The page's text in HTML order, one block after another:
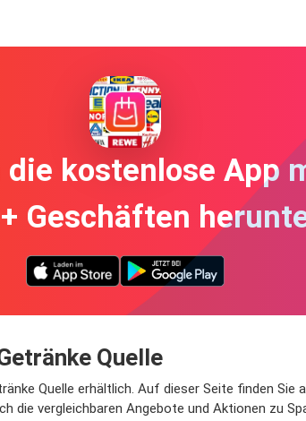
die kostenlose App
Geschäften
Quelle
Quelle erhältlich. Auf dieser Seite finden
die vergleichbaren Angebote und Aktionen zu